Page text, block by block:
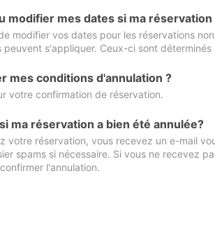
modifier mes dates si ma
modifier vos dates pour les réservations
peuvent s'appliquer. Ceux-ci sont
mes conditions d'annulation ?
votre confirmation de réservation.
ma réservation a bien été annulée?
votre réservation, vous recevez un e-mail
spams si nécessaire. Si vous ne recevez
l'annulation.